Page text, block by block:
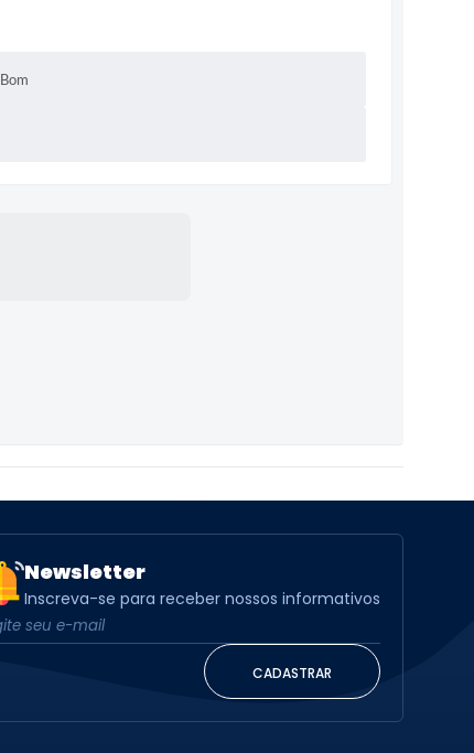
Bom
Newsletter
Inscreva-se para receber nossos informativos
CADASTRAR